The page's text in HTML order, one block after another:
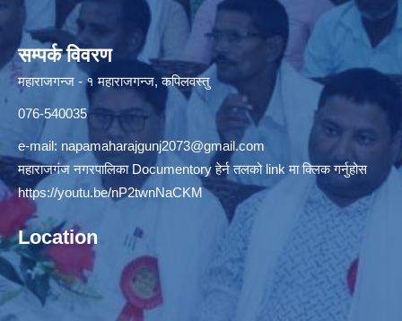
सम्पर्क विवरण
महाराजगन्ज - १ महाराजगन्ज, कपिलवस्तु
076-540035
e-mail: napamaharajgunj2073@gmail.com
महाराजगंज नगरपालिका Documentory हेर्न तलको link मा क्लिक गर्नुहोस
https://youtu.be/nP2twnNaCKM
Location